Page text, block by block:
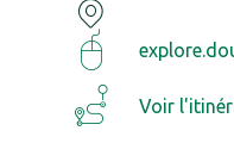
Voir